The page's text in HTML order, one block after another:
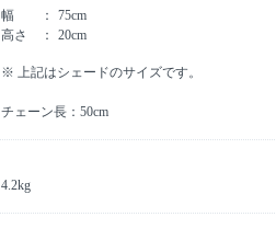
幅
75cm
高さ
20cm
※ 上記はシェードのサイズです。
チェーン長：50cm
4.2kg